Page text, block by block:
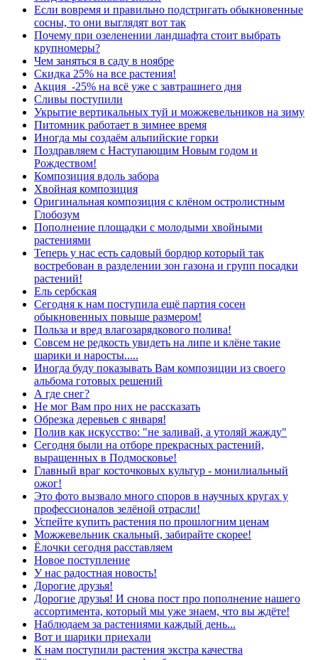
Если вовремя и правильно подстригать обыкновенные
сосны, то они выглядят вот так
Почему при озеленении ландшафта стоит выбрать
крупномеры?
Чем заняться в саду в ноябре
Скидка 25% на все растения!
Акция -25% на всё уже с завтрашнего дня
Сливы поступили
Укрытие вертикальных туй и можжевельников на зиму
Питомник работает в зимнее время
Иногда мы создаём альпийские горки
Поздравляем с Наступающим Новым годом и
Рождеством!
Композиция вдоль забора
Хвойная композиция
Оригинальная композиция с клёном остролистным
Глобозум
Пополнение площадки с молодыми хвойными
растениями
Теперь у нас есть садовый бордюр который так
востребован в разделении зон газона и групп посадки
растений!
Ель сербская
Сегодня к нам поступила ещё партия сосен
обыкновенных повыше размером!
Польза и вред влагозарядкового полива!
Совсем не редкость увидеть на липе и клёне такие
шарики и наросты.....
Иногда буду показывать Вам композиции из своего
альбома готовых решений
А где снег?
Не мог Вам про них не рассказать
Обрезка деревьев с января!
Полив как искусство: "не заливай, а утоляй жажду"
Сегодня были на отборе прекрасных растений,
выращенных в Подмосковье!
Главный враг косточковых культур - монилиальный
ожог!
Это фото вызвало много споров в научных кругах у
профессионалов зелёной отрасли!
Успейте купить растения по прошлогним ценам
Можжевельник скальный, забирайте скорее!
Ёлочки сегодня расставляем
Новое поступление
У нас радостная новость!
Дорогие друзья!
Дорогие друзья! И снова пост про пополнение нашего
ассортимента, который мы уже знаем, что вы ждёте!
Наблюдаем за растениями каждый день...
Вот и шарики приехали
К нам поступили растения экстра качества